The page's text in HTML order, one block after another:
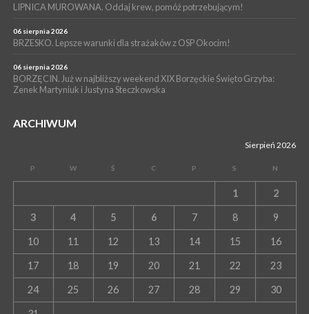
LIPNICA MUROWANA. Oddaj krew, pomóż potrzebującym!
06 sierpnia 2026
BRZESKO. Lepsze warunki dla strażaków z OSP Okocim!
06 sierpnia 2026
BORZĘCIN. Już w najbliższy weekend XIX Borzęckie Święto Grzyba:
Zenek Martyniuk i Justyna Steczkowska
ARCHIWUM
Sierpień 2026
P W Ś C P S N
1 2
3 4 5 6 7 8 9
10 11 12 13 14 15 16
17 18 19 20 21 22 23
24 25 26 27 28 29 30